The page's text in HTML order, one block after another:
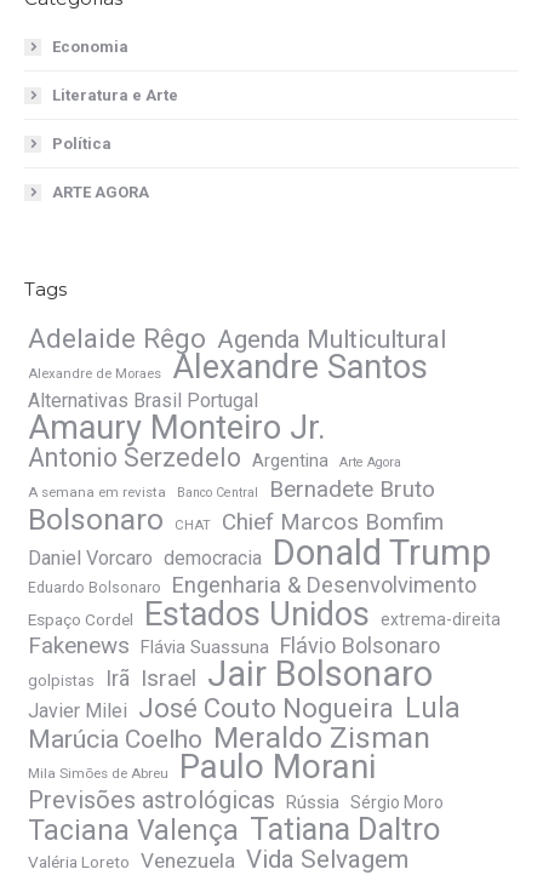
Economia
Literatura e Arte
Política
ARTE AGORA
Tags
Adelaide Rêgo Agenda Multicultural
Alexandre de Moraes Alexandre Santos
Alternativas Brasil Portugal
Amaury Monteiro Jr.
Antonio Serzedelo Argentina Arte Agora
A semana em revista Banco Central Bernadete Bruto
Bolsonaro CHAT Chief Marcos Bomfim
Daniel Vorcaro democracia Donald Trump
Eduardo Bolsonaro Engenharia & Desenvolvimento
Espaço Cordel Estados Unidos extrema-direita
Fakenews Flávia Suassuna Flávio Bolsonaro
golpistas Irã Israel Jair Bolsonaro
Javier Milei José Couto Nogueira Lula
Marúcia Coelho Meraldo Zisman
Mila Simões de Abreu Paulo Morani
Previsões astrológicas Rússia Sérgio Moro
Taciana Valença Tatiana Daltro
Valéria Loreto Venezuela Vida Selvagem